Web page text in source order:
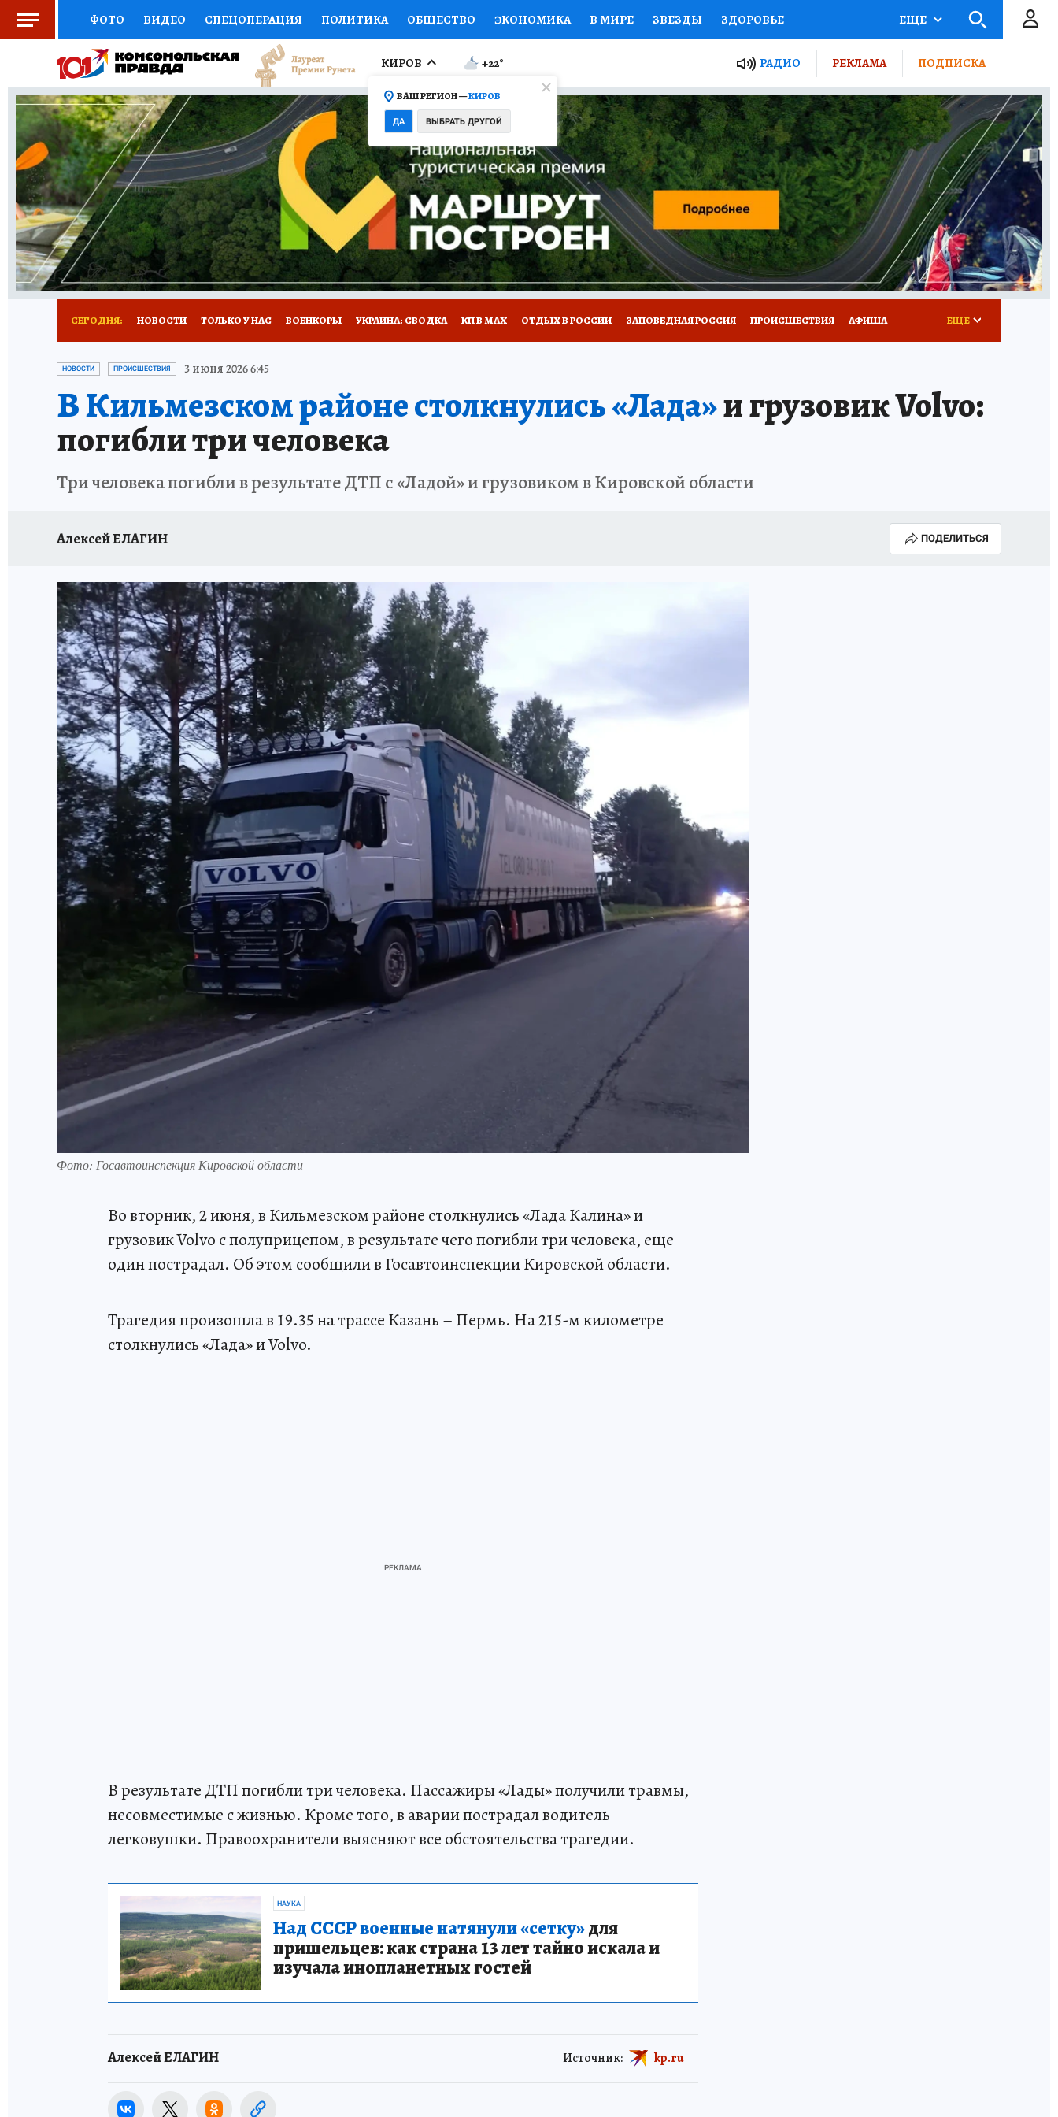
ФОТО ВИДЕО СПЕЦОПЕРАЦИЯ ПОЛИТИКА ОБЩЕСТВО ЭКОНОМИКА В МИРЕ ЗВЕЗДЫ ЗДОРОВЬЕ
СОЦПОДДЕРЖКА НАУКА СПОРТ КОЛУМНИСТЫ ПРОИСШЕСТВИЯ НАЦИОНАЛЬНЫЕ ПРОЕКТЫ РОССИИ
ВЫБОР ЭКСПЕРТОВ ДОКТОР ФИНАНСЫ ОТКРЫВАЕМ МИР Я ЗНАЮ СЕМЬЯ ЖЕНСКИЕ СЕКРЕТЫ ПУТЕВОДИТЕЛЬ
КНИЖНАЯ ПОЛКА ПРОГНОЗЫ НА СПОРТ ПРОМОКОДЫ СЕРИАЛЫ СПЕЦПРОЕКТЫ ДЕФИЦИТ ЖЕЛЕЗА ТУРИЗМ
ПРЕСС-ЦЕНТР НЕДВИЖИМОСТЬ ТЕЛЕВИЗОР КОЛЛЕКЦИИ КОНКУРСЫ РАБОТА У НАС ГИД ПОТРЕБИТЕЛЯ ВСЕ О КП
РАДИО КП РЕКЛАМА ТЕСТЫ НОВОЕ НА САЙТЕ
ЕЩЕ
КИРОВ
ВАШ РЕГИОН —КИРОВ
ДА ВЫБРАТЬ ДРУГОЙ
+22° РАДИО РЕКЛАМА ПОДПИСКА
СЕГОДНЯ: НОВОСТИ ТОЛЬКО У НАС ВОЕНКОРЫ УКРАИНА: СВОДКА КП В МАХ ОТДЫХ В РОССИИ ЗАПОВЕДНАЯ РОССИЯ ПРОИСШЕСТВИЯ АФИША
ВЯТСКАЯ КУХНЯ ИСПЫТАНО НА СЕБЕ
ЕЩЕ
НОВОСТИ ПРОИСШЕСТВИЯ 3 июня 2026 6:45
В Кильмезском районе столкнулись «Лада»и грузовик Volvo:
погибли три человека
Три человека погибли в результате ДТП с «Ладой» и грузовиком в Кировской области
Алексей ЕЛАГИН ПОДЕЛИТЬСЯ
Фото: Госавтоинспекция Кировской области
Во вторник, 2 июня, в Кильмезском районе столкнулись «Лада Калина» и
грузовик Volvo с полуприцепом, в результате чего погибли три человека, еще
один пострадал. Об этом сообщили в Госавтоинспекции Кировской области.
Трагедия произошла в 19.35 на трассе Казань – Пермь. На 215-м километре
столкнулись «Лада» и Volvo.
В результате ДТП погибли три человека. Пассажиры «Лады» получили травмы,
несовместимые с жизнью. Кроме того, в аварии пострадал водитель
легковушки. Правоохранители выясняют все обстоятельства трагедии.
НАУКА
Над СССР военные натянули «сетку»для
пришельцев: как страна 13 лет тайно искала и
изучала инопланетных гостей
Алексей ЕЛАГИН Источник: kp.ru